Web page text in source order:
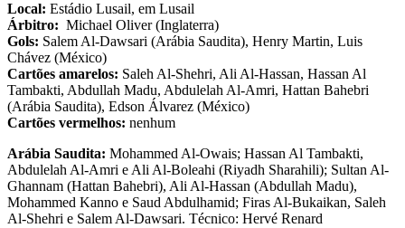
Local: Estádio Lusail, em Lusail
Árbitro: Michael Oliver (Inglaterra)
Gols: Salem Al-Dawsari (Arábia Saudita), Henry Martin, Luis
Chávez (México)
Cartões amarelos: Saleh Al-Shehri, Ali Al-Hassan, Hassan Al
Tambakti, Abdullah Madu, Abdulelah Al-Amri, Hattan Bahebri
(Arábia Saudita), Edson Álvarez (México)
Cartões vermelhos: nenhum
Arábia Saudita: Mohammed Al-Owais; Hassan Al Tambakti,
Abdulelah Al-Amri e Ali Al-Boleahi (Riyadh Sharahili); Sultan Al-
Ghannam (Hattan Bahebri), Ali Al-Hassan (Abdullah Madu),
Mohammed Kanno e Saud Abdulhamid; Firas Al-Bukaikan, Saleh
Al-Shehri e Salem Al-Dawsari. Técnico: Hervé Renard